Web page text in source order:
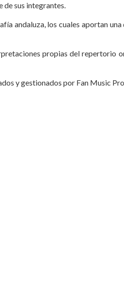
sus integrantes.
andaluza, los cuales aportan
propias del repertorio
y gestionados por Fan Music